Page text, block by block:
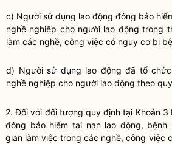
c) Người sử dụng lao động đóng bảo
nghề nghiệp cho người lao động trong
làm các nghề, công việc có nguy cơ bị
d) Người sử dụng lao động đã tổ
nghề nghiệp cho người lao động theo
2. Đối với đối tượng quy định tại Khoản 3
đóng bảo hiểm tai nạn lao động, bệnh
gian làm việc trong các nghề, công việc